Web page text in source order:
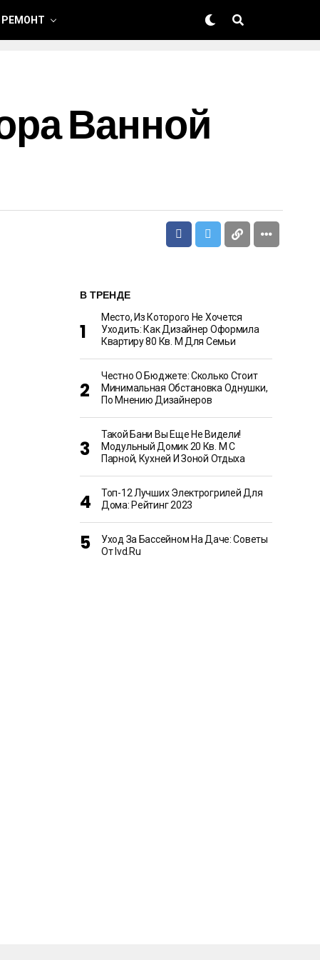
РЕМОНТ
Ванной
В ТРЕНДЕ
Место, Из Которого Не Хочется
Уходить: Как Дизайнер Оформила
Квартиру 80 Кв. М Для Семьи
Честно О Бюджете: Сколько Стоит
Минимальная Обстановка Однушки,
По Мнению Дизайнеров
Такой Бани Вы Еще Не Видели!
Модульный Домик 20 Кв. М С
Парной, Кухней И Зоной Отдыха
Топ-12 Лучших Электрогрилей Для
Дома: Рейтинг 2023
Уход За Бассейном На Даче: Советы
От Ivd.ru